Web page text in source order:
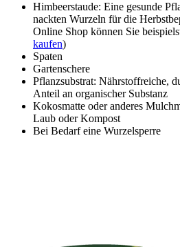
Himbeerstaude: Eine gesunde
nackten Wurzeln für die
Online Shop können Sie
kaufen)
Spaten
Gartenschere
Pflanzsubstrat: Nährstoffreiche,
Anteil an organischer Substanz
Kokosmatte oder anderes
Laub oder Kompost
Bei Bedarf eine Wurzelsperre